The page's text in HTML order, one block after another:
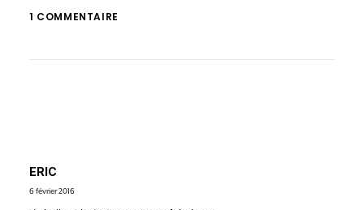
1 COMMENTAIRE
ERIC
6 février 2016